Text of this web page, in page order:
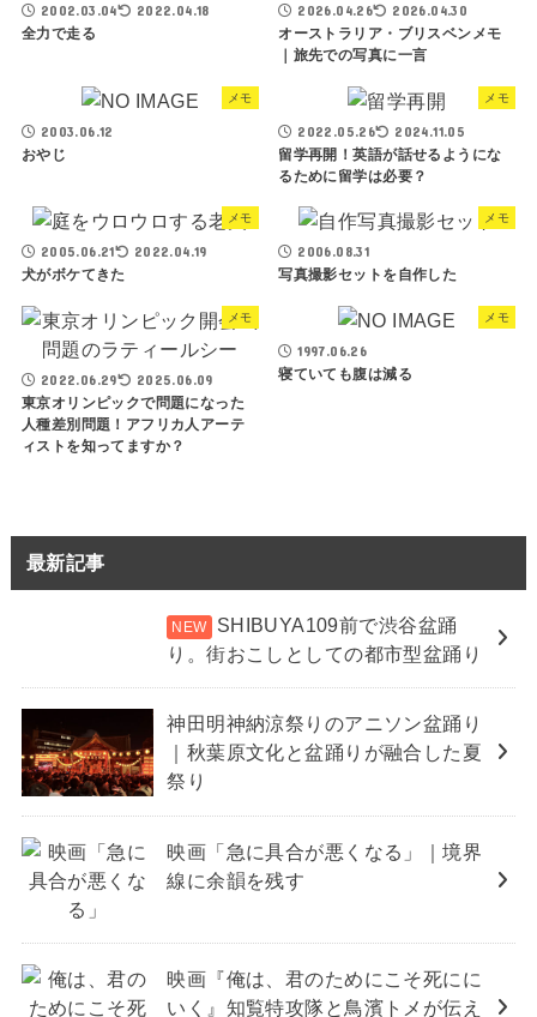
2002.03.04 2022.04.18
全力で走る
2026.04.26 2026.04.30
オーストラリア・ブリスベンメモ
｜旅先での写真に一言
メモ
2003.06.12
おやじ
メモ
2022.05.26 2024.11.05
留学再開！英語が話せるようにな
るために留学は必要？
メモ
2005.06.21 2022.04.19
犬がボケてきた
メモ
2006.08.31
写真撮影セットを自作した
メモ
2022.06.29 2025.06.09
東京オリンピックで問題になった
人種差別問題！アフリカ人アーテ
ィストを知ってますか？
メモ
1997.06.26
寝ていても腹は減る
最新記事
SHIBUYA109前で渋谷盆踊
り。街おこしとしての都市型盆踊り
神田明神納涼祭りのアニソン盆踊り
｜秋葉原文化と盆踊りが融合した夏
祭り
映画「急に具合が悪くなる」｜境界
線に余韻を残す
映画『俺は、君のためにこそ死にに
いく』知覧特攻隊と鳥濱トメが伝え